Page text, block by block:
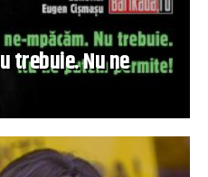
trebuie. Nu ne